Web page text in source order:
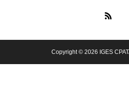
Copyright © 2026 IGES